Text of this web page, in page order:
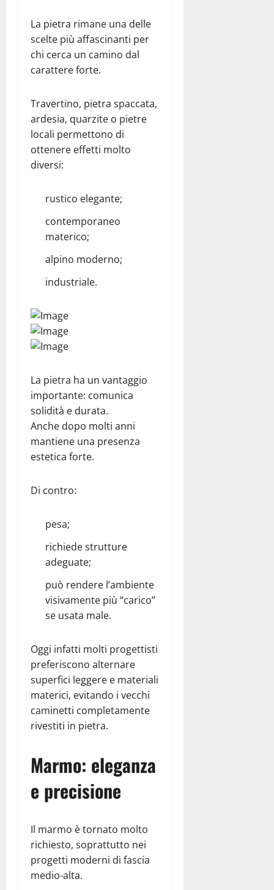
La pietra rimane una delle
scelte più affascinanti per
chi cerca un camino dal
carattere forte.
Travertino, pietra spaccata,
ardesia, quarzite o pietre
locali permettono di
ottenere effetti molto
diversi:
rustico elegante;
contemporaneo
materico;
alpino moderno;
industriale.
La pietra ha un vantaggio
importante: comunica
solidità e durata.
Anche dopo molti anni
mantiene una presenza
estetica forte.
Di contro:
pesa;
richiede strutture
adeguate;
può rendere l’ambiente
visivamente più “carico”
se usata male.
Oggi infatti molti progettisti
preferiscono alternare
superfici leggere e materiali
materici, evitando i vecchi
caminetti completamente
rivestiti in pietra.
Marmo: eleganza
e precisione
Il marmo è tornato molto
richiesto, soprattutto nei
progetti moderni di fascia
medio-alta.